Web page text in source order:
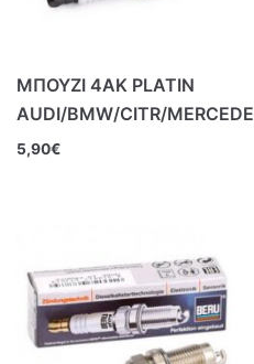
ΜΠΟΥΖΙ 4ΑΚ PLATIN
AUDI/BMW/CITR/MERCEDE
5,90€